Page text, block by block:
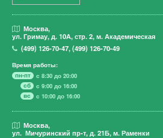
Москва,
ул. Гримау,д. 10А, стр. 2, м. Академическая
(499)126-70-47,(499)126-70-49
Время работы:
пн-пт
с 8:30 до 20:00
сб
с 9:00 до 16:00
вс
с 10:00 до 16:00
Москва,
ул. Мичуринский пр-т, д. 21Б, м. Раменки